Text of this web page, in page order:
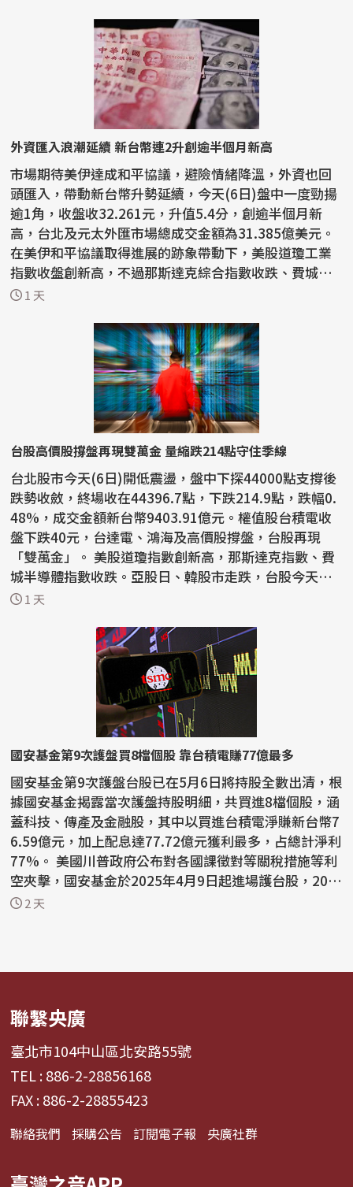
外資匯入浪潮延續 新台幣連2升創逾半個月新高
市場期待美伊達成和平協議，避險情緒降溫，外資也回
頭匯入，帶動新台幣升勢延續，今天(6日)盤中一度勁揚
逾1角，收盤收32.261元，升值5.4分，創逾半個月新
高，台北及元太外匯市場總成交金額為31.385億美元。
在美伊和平協議取得進展的跡象帶動下，美股道瓊工業
指數收盤創新高，不過那斯達克綜合指數收跌、費城半
導體...
1 天
台股高價股撐盤再現雙萬金 量縮跌214點守住季線
台北股市今天(6日)開低震盪，盤中下探44000點支撐後
跌勢收斂，終場收在44396.7點，下跌214.9點，跌幅0.
48%，成交金額新台幣9403.91億元。權值股台積電收
盤下跌40元，台達電、鴻海及高價股撐盤，台股再現
「雙萬金」。 美股道瓊指數創新高，那斯達克指數、費
城半導體指數收跌。亞股日、韓股市走跌，台股今天以4
4487點開...
1 天
國安基金第9次護盤買8檔個股 靠台積電賺77億最多
國安基金第9次護盤台股已在5月6日將持股全數出清，根
據國安基金揭露當次護盤持股明細，共買進8檔個股，涵
蓋科技、傳產及金融股，其中以買進台積電淨賺新台幣7
6.59億元，加上配息達77.72億元獲利最多，占總計淨利
77%。 美國川普政府公布對各國課徵對等關稅措施等利
空夾擊，國安基金於2025年4月9日起進場護台股，202
6...2 天
聯繫央廣
臺北市104中山區北安路55號
TEL : 886-2-28856168
FAX : 886-2-28855423
聯絡我們 採購公告 訂閱電子報 央廣社群